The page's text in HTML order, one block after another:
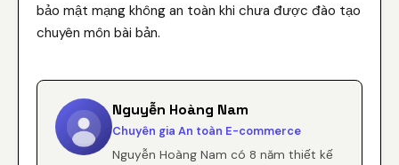
bảo mật mạng không an toàn khi chưa được đào tạo
chuyên môn bài bản.
Nguyễn Hoàng Nam
Chuyên gia An toàn E-commerce
Nguyễn Hoàng Nam có 8 năm thiết kế